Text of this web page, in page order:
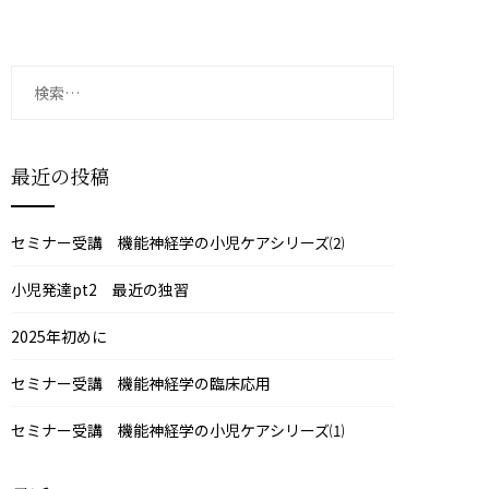
最近の投稿
セミナー受講 機能神経学の小児ケアシリーズ⑵
小児発達pt2 最近の独習
2025年初めに
セミナー受講 機能神経学の臨床応用
セミナー受講 機能神経学の小児ケアシリーズ⑴